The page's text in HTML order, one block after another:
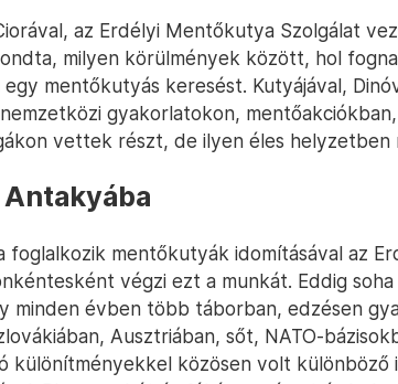
az Erdélyi Mentőkutya Szolgálat
milyen körülmények között, hol
mentőkutyás keresést. Kutyájával,
gyakorlatokon,
vettek részt, de ilyen éles helyzetben
foglalkozik mentőkutyák idomításával az
végzi ezt a munkát. Eddig
minden évben több táborban, edzésen
Ausztriában, sőt, NATO-
különítményekkel közösen volt